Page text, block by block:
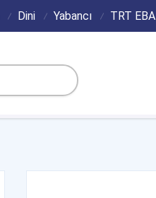
Dini Yabancı TRT EBA